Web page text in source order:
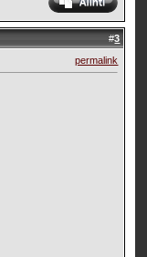
#3
permalink